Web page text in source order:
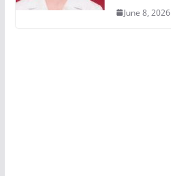
June 8, 2026